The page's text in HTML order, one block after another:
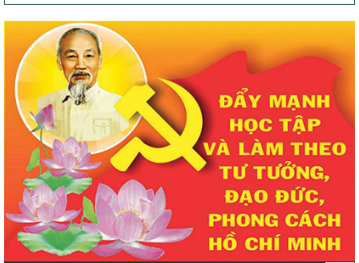
Chỉ Thị số 22-CT/TU
về đẩy mạnh thực hiện Chương trình mục tiêu quốc gia xây dựng
nông thôn mới, giảm nghèo bền vững và phát triển kinh tế – xã
hội vùng đồng bào dân tộc thiểu số và miền núi giai đoạn 2026 –
2030 trên địa bàn tỉnh Nghệ An
Quyết định số 2490/QĐ-UBND
Về việc thành lập Ban Chỉ đạo Chương trình mục tiều quốc gia xây
dựng nông thôn mới, giảm nghèo bền vững và phát triển kinh tế –
xã hội vùng đồng bào dân tộc thiểu số và miền núi giai đoạn 2026
-2030 tỉnh Nghệ An
Thông tư Số 23/2026/TT-BNNMT
Thông tư Hướng dẫn thực hiện một số nội dung Chương trình
mục tiêu quốc gia xây dựng nông thôn mới, giảm nghèo bền
vững và phát triển kinh tế – xã hội vùng đồng bào dân tộc thiểu
số và miền núi giai đoạn 2026-2030 thuộc phạm vi quản lý nhà
nước của Bộ Nông nghiệp và Môi trường